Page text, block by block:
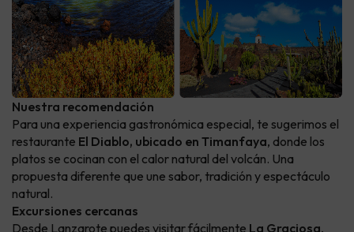
Nuestra recomendación
Para una experiencia gastronómica especial, te sugerimos el
restaurante El Diablo, ubicado en Timanfaya, donde los
platos se cocinan con el calor natural del volcán. Una
propuesta diferente que une sabor, tradición y espectáculo
natural.
Excursiones cercanas
Desde Lanzarote puedes visitar fácilmente La Graciosa,